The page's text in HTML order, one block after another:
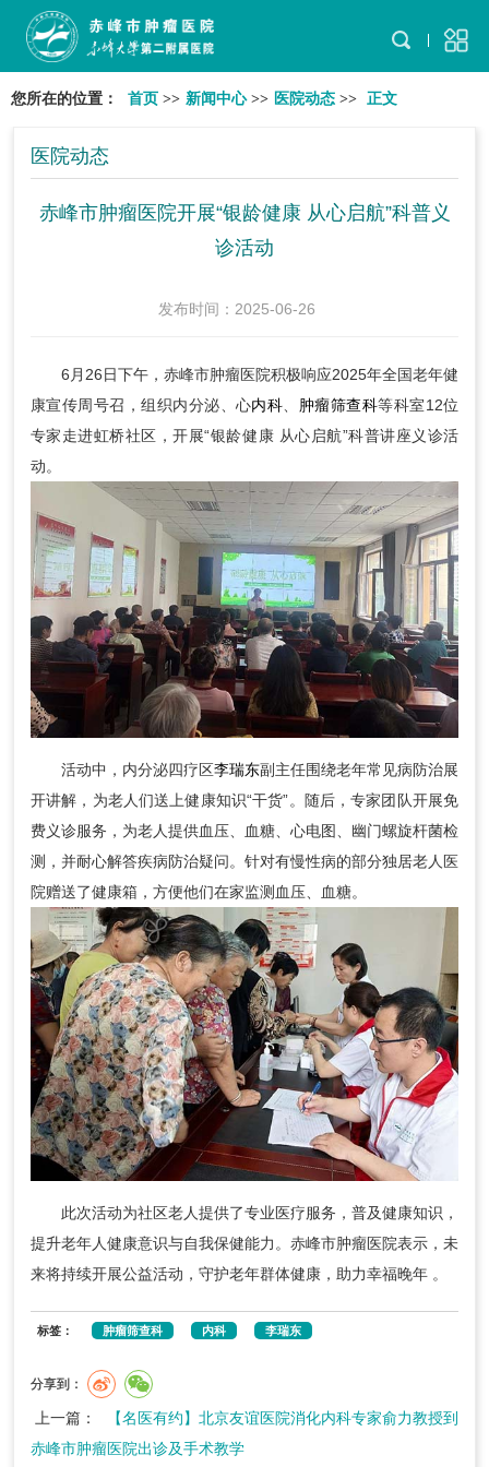
您所在的位置： 首页 >> 新闻中心>> 医院动态 >> 正文
医院动态
赤峰市肿瘤医院开展“银龄健康 从心启航”科普义
诊活动
发布时间：2025-06-26
6月26日下午，赤峰市肿瘤医院积极响应2025年全国老年健
康宣传周号召，组织内分泌、心内科 肿瘤筛查科等科室12位
专家走进虹桥社区，开展“银龄健康 从心启航”科普讲座义诊活
动。
活动中，内分泌四疗区李瑞东副主任围绕老年常见病防治展
开讲解，为老人们送上健康知识“干货”。随后，专家团队开展免
费义诊服务，为老人提供血压、血糖、心电图、幽门螺旋杆菌检
测，并耐心解答疾病防治疑问。针对有慢性病的部分独居老人医
院赠送了健康箱，方便他们在家监测血压、血糖。
此次活动为社区老人提供了专业医疗服务，普及健康知识，
提升老年人健康意识与自我保健能力。赤峰市肿瘤医院表示，未
来将持续开展公益活动，守护老年群体健康，助力幸福晚年 。
标签： 肿瘤筛查科 内科 李瑞东
分享到：
上一篇：
【名医有约】北京友谊医院消化内科专家俞力教授到
赤峰市肿瘤医院出诊及手术教学